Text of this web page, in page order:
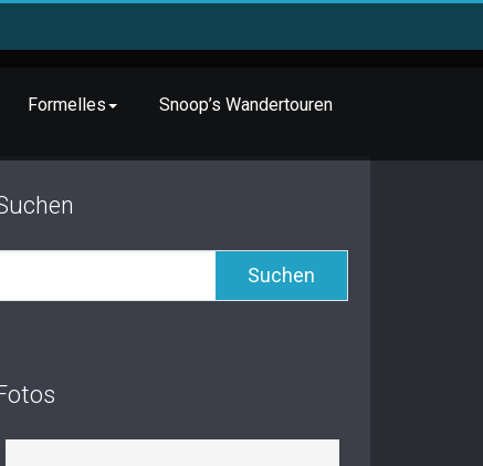
Formelles Snoop’s Wandertouren
Suchen